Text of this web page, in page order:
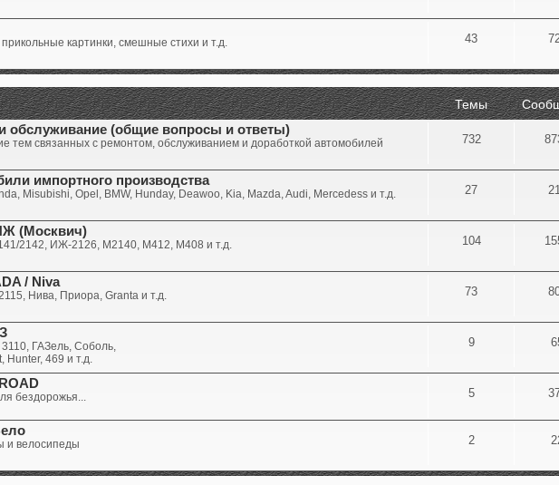
картинки, смешные стихи и т.д. 43
Темы
обслуживание (общие вопросы и ответы)
тем связанных с ремонтом, обслуживанием и доработкой автомобилей 732
импортного производства
Misubishi, Opel, BMW, Hunday, Deawoo, Kia, Mazda, Audi, Mercedess и т.д. 27
(Москвич)
2142, ИЖ-2126, М2140, М412, М408 и т.д. 104
/ Niva
Нива, Приора, Granta и т.д. 73
3110, ГАЗель, Соболь,
Hunter, 469 и т.д.
9
бездорожья... 5
и велосипеды 2